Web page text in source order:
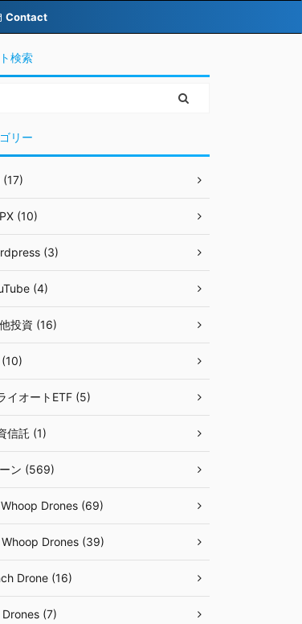
Contact
検索
リー
(17)
(10)
(3)
(4)
投資 (16)
(10)
イオートETF (5)
信託 (1)
ーン (569)
Drones (69)
Whoop Drones (39)
Drone (16)
Drones (7)